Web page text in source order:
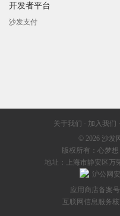
开发者平台
沙发支付
关于我们 · 加入我们 ·
© 2026 沙发
版权所有：心梦
地址：上海市静安区万
沪公网
应用商店备案
互联网信息服务